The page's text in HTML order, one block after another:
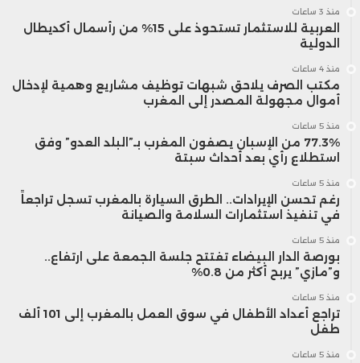
منذ 3 ساعات
العربية للاستثمار تستحوذ على 15% من رأسمال أكديطال
الدولية
منذ 4 ساعات
مكتب الصرف يلاحق شبهات توظيف مشاريع وهمية لإدخال
أموال مجهولة المصدر إلى المغرب
منذ 5 ساعات
77.3% من الإسبان يصفون المغرب بـ”البلد العدو” وفق
استطلاع رأي بعد أحداث سبتة
منذ 5 ساعات
رغم تحسن الإيرادات.. الطرق السيارة بالمغرب تسجل تراجعاً
في تنفيذ استثمارات السلامة والصيانة
منذ 5 ساعات
بورصة الدار البيضاء تفتتح جلسة الجمعة على ارتفاع..
و”مازي” يربح أكثر من 0.8%
منذ 5 ساعات
تراجع أعداد الأطفال في سوق العمل بالمغرب إلى 101 ألف
طفل
منذ 5 ساعات